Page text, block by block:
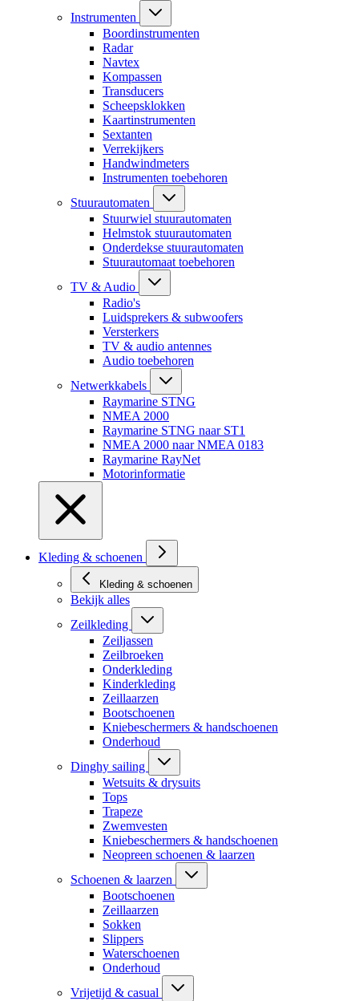
Instrumenten
Boordinstrumenten
Radar
Navtex
Kompassen
Transducers
Scheepsklokken
Kaartinstrumenten
Sextanten
Verrekijkers
Handwindmeters
Instrumenten toebehoren
Stuurautomaten
Stuurwiel stuurautomaten
Helmstok stuurautomaten
Onderdekse stuurautomaten
Stuurautomaat toebehoren
TV & Audio
Radio's
Luidsprekers & subwoofers
Versterkers
TV & audio antennes
Audio toebehoren
Netwerkkabels
Raymarine STNG
NMEA 2000
Raymarine STNG naar ST1
NMEA 2000 naar NMEA 0183
Raymarine RayNet
Motorinformatie
Kleding & schoenen
Kleding & schoenen
Bekijk alles
Zeilkleding
Zeiljassen
Zeilbroeken
Onderkleding
Kinderkleding
Zeillaarzen
Bootschoenen
Kniebeschermers & handschoenen
Onderhoud
Dinghy sailing
Wetsuits & drysuits
Tops
Trapeze
Zwemvesten
Kniebeschermers & handschoenen
Neopreen schoenen & laarzen
Schoenen & laarzen
Bootschoenen
Zeillaarzen
Sokken
Slippers
Waterschoenen
Onderhoud
Vrijetijd & casual